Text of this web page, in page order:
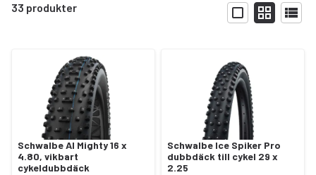
33 produkter
Visa
Schwalbe Al Mighty 16 x
4.80, vikbart
cykeldubbdäck
Schwalbe Ice Spiker Pro
dubbdäck till cykel 29 x
2.25